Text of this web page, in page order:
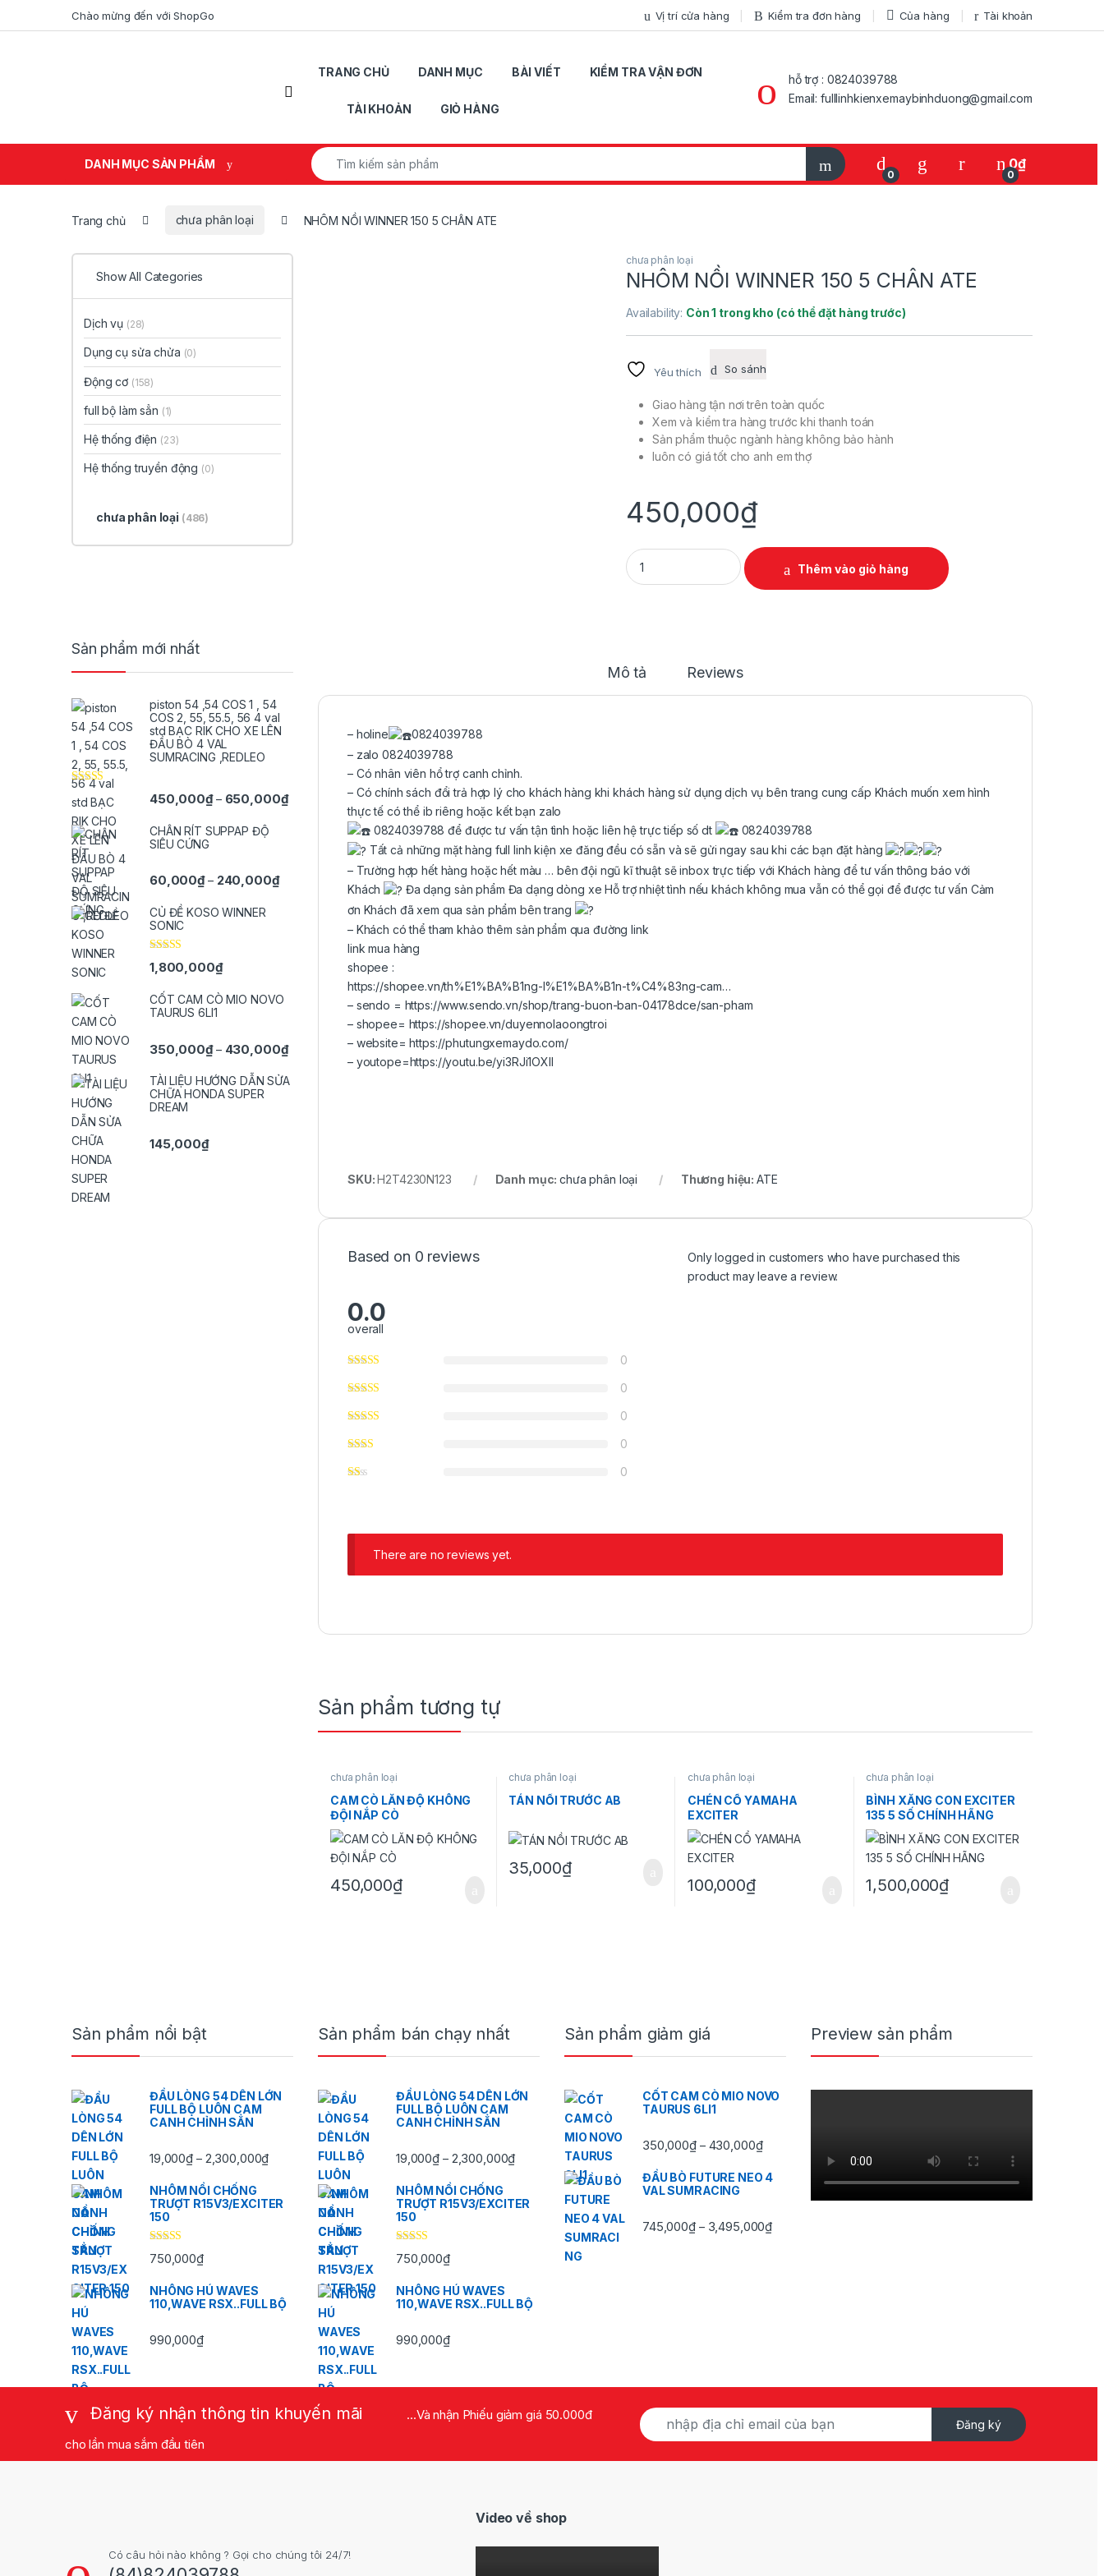
Skip to navigationChào mừng đến với ShopGo Vị trí cửa hàng Kiểm tra đơn hàng Của hàng Tài khoản
Open
TRANG CHỦ DANH MỤC BÀI VIẾT KIỂM TRA VẬN ĐƠN
TÀI KHOẢN GIỎ HÀNG
hỗ trợ : 0824039788
Email: fulllinhkienxemaybinhduong@gmail.com
DANH MỤC SẢN PHẨM
Search for:
0
My Account
0
0₫
Trang chủ chưa phân loại NHÔM NỒI WINNER 150 5 CHÂN ATE
chưa phân loại
NHÔM NỒI WINNER 150 5 CHÂN ATE
Availability: Còn 1 trong kho (có thể đặt hàng trước)
Yêu thích So sánh
Giao hàng tận nơi trên toàn quốc
Xem và kiểm tra hàng trước khi thanh toán
Sản phẩm thuộc ngành hàng không bảo hành
luôn có giá tốt cho anh em thợ
450,000₫
NHÔM NỒI WINNER 150 5 CHÂN ATE quantity
Thêm vào giỏ hàng
Mô tả Reviews
– holine
0824039788
– zalo 0824039788
– Có nhân viên hổ trợ canh chỉnh.
– Có chính sách đổi trả hợp lý cho khách hàng khi khách hàng sử dụng dịch vụ bên trang cung cấp Khách muốn xem hình
thực tế có thể ib riêng hoặc kết bạn zalo
0824039788 để được tư vấn tận tình hoặc liên hệ trực tiếp số dt
0824039788
Tất cả những mặt hàng full linh kiện xe đăng đều có sẵn và sẽ gửi ngay sau khi các bạn đặt hàng
– Trường hợp hết hàng hoặc hết màu … bên đội ngũ kĩ thuật sẽ inbox trực tiếp với Khách hàng để tư vấn thông báo với
Khách
Đa dạng sản phẩm Đa dạng dòng xe Hỗ trợ nhiệt tình nếu khách không mua vẫn có thể gọi để được tư vấn Cảm
ơn Khách đã xem qua sản phẩm bên trang
– Khách có thể tham khảo thêm sản phẩm qua đường link
link mua hàng
shopee :
https://shopee.vn/th%E1%BA%B1ng-l%E1%BA%B1n-t%C4%83ng-cam…
– sendo = https://www.sendo.vn/shop/trang-buon-ban-04178dce/san-pham
– shopee= https://shopee.vn/duyennolaoongtroi
– website=https://phutungxemaydo.com/
– youtope=https://youtu.be/yi3RJi1OXII
SKU:H2T4230N123 Danh mục:chưa phân loại Thương hiệu:ATE
Based on 0 reviews
0.0
overall
0
0
0
0
0
Only logged in customers who have purchased this
product may leave a review.
There are no reviews yet.
Sản phẩm tương tự
chưa phân loại
CAM CÒ LĂN ĐỘ KHÔNG
ĐỘI NẮP CÒ
450,000₫
chưa phân loại
TÁN NỒI TRƯỚC AB
35,000₫
chưa phân loại
CHÉN CỔ YAMAHA
EXCITER
100,000₫
chưa phân loại
BÌNH XĂNG CON EXCITER
135 5 SỐ CHÍNH HÃNG
1,500,000₫
Show All Categories
Dịch vụ (28)
Dụng cụ sửa chửa (0)
Động cơ (158)
full bộ làm sẳn (1)
Hệ thống điện (23)
Hệ thống truyền động (0)
chưa phân loại (486)
Sản phẩm mới nhất
piston 54 ,54 COS 1 , 54
COS 2, 55, 55.5, 56 4 val
std BẠC RIK CHO XE LÊN
ĐẦU BÒ 4 VAL
SUMRACING ,REDLEO
hạng5.00
sao
450,000₫ – 650,000₫Khoảng giá: từ 450,000₫ đến 650,000₫
CHÂN RÍT SUPPAP ĐỘ
SIÊU CỨNG
60,000₫ – 240,000₫Khoảng giá: từ 60,000₫ đến 240,000₫
CỦ ĐỀ KOSO WINNER
SONIC
Được xếp
hạng5.005
1,800,000₫
CỐT CAM CÒ MIO NOVO
TAURUS 6LI1
350,000₫ – 430,000₫Khoảng giá: từ 350,000₫ đến 430,000₫
TÀI LIỆU HƯỚNG DẪN SỬA
CHỮA HONDA SUPER
DREAM
145,000₫
Brands Carousel
Sản phẩm nổi bật
ĐẦU LÒNG 54 DÊN LỚN
FULL BỘ LUÔN CAM
CANH CHỈNH SẲN
19,000₫ – 2,300,000₫Khoảng giá: từ 19,000₫ đến 2,300,000₫
NHÔM NỒI CHỐNG
TRƯỢT R15V3/EXCITER
150
Được xếp
hạng5.005
750,000₫
NHÔNG HÚ WAVES
110,WAVE RSX..FULL BỘ
990,000₫
Sản phẩm bán chạy nhất
ĐẦU LÒNG 54 DÊN LỚN
FULL BỘ LUÔN CAM
CANH CHỈNH SẲN
19,000₫ – 2,300,000₫Khoảng giá: từ 19,000₫ đến 2,300,000₫
NHÔM NỒI CHỐNG
TRƯỢT R15V3/EXCITER
150
Được xếp
hạng5.005
750,000₫
NHÔNG HÚ WAVES
110,WAVE RSX..FULL BỘ
990,000₫
Sản phẩm giảm giá
CỐT CAM CÒ MIO NOVO
TAURUS 6LI1
350,000₫ – 430,000₫Khoảng giá: từ 350,000₫ đến 430,000₫
ĐẦU BÒ FUTURE NEO 4
VAL SUMRACING
745,000₫ – 3,495,000₫Khoảng giá: từ 745,000₫ đến 3,495,000₫
Preview sản phẩm
Đăng ký nhận thông tin khuyến mãi
...Và nhận Phiếu giảm giá 50.000đ
cho lần mua sắm đầu tiên
E
m
i
Đăng ký
Có câu hỏi nào không ? Gọi cho chúng tôi 24/7!
Video về shop